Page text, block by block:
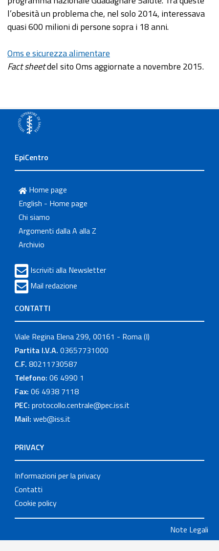
l’obesità un problema che, nel solo 2014, interessava
quasi 600 milioni di persone sopra i 18 anni.
Oms e sicurezza alimentare
Fact sheetdel sito Oms aggiornate a novembre 2015.
EpiCentro
Home page
English - Home page
Chi siamo
Argomenti dalla A alla Z
Archivio
Iscriviti alla Newsletter
Mail redazione
CONTATTI
Viale Regina Elena 299, 00161 - Roma (I)
Partita I.V.A. 03657731000
C.F. 80211730587
Telefono: 06 4990 1
Fax: 06 4938 7118
PEC: protocollo.centrale@pec.iss.it
Mail: web@iss.it
PRIVACY
Informazioni per la privacy
Contatti
Cookie policy
Note Legali